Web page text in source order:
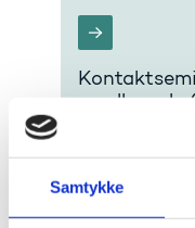
Samtykke
small-scale
Det polske
andre fra VET-
omfanget af et
samt får